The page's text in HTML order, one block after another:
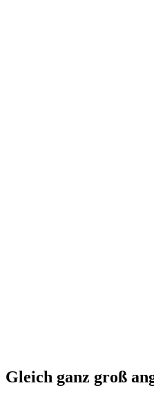
Gleich ganz groß